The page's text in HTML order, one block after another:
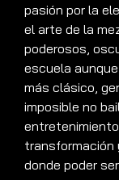
pasión por la
el arte de la
poderosos,
escuela
más clásico,
imposible no
transformación
donde poder